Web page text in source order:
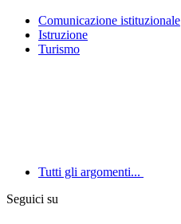
Comunicazione istituzionale
Istruzione
Turismo
Tutti gli argomenti...
Seguici su